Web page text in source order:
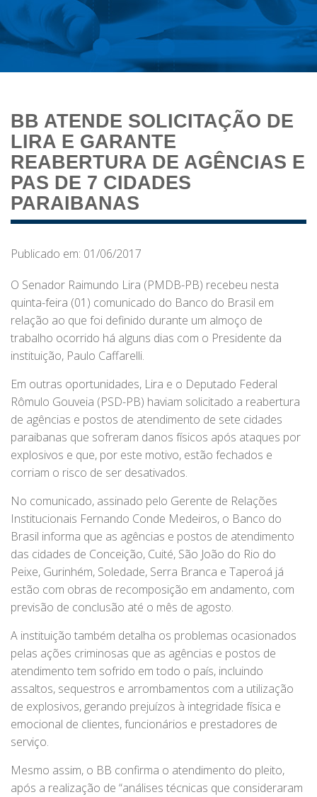
BB ATENDE SOLICITAÇÃO DE
LIRA E GARANTE
REABERTURA DE AGÊNCIAS E
PAS DE 7 CIDADES
PARAIBANAS
Publicado em: 01/06/2017
O Senador Raimundo Lira (PMDB-PB) recebeu nesta
quinta-feira (01) comunicado do Banco do Brasil em
relação ao que foi definido durante um almoço de
trabalho ocorrido há alguns dias com o Presidente da
instituição, Paulo Caffarelli.
Em outras oportunidades, Lira e o Deputado Federal
Rômulo Gouveia (PSD-PB) haviam solicitado a reabertura
de agências e postos de atendimento de sete cidades
paraibanas que sofreram danos físicos após ataques por
explosivos e que, por este motivo, estão fechados e
corriam o risco de ser desativados.
No comunicado, assinado pelo Gerente de Relações
Institucionais Fernando Conde Medeiros, o Banco do
Brasil informa que as agências e postos de atendimento
das cidades de Conceição, Cuité, São João do Rio do
Peixe, Gurinhém, Soledade, Serra Branca e Taperoá já
estão com obras de recomposição em andamento, com
previsão de conclusão até o mês de agosto.
A instituição também detalha os problemas ocasionados
pelas ações criminosas que as agências e postos de
atendimento tem sofrido em todo o país, incluindo
assaltos, sequestros e arrombamentos com a utilização
de explosivos, gerando prejuízos à integridade física e
emocional de clientes, funcionários e prestadores de
serviço.
Mesmo assim, o BB confirma o atendimento do pleito,
após a realização de “análises técnicas que consideraram